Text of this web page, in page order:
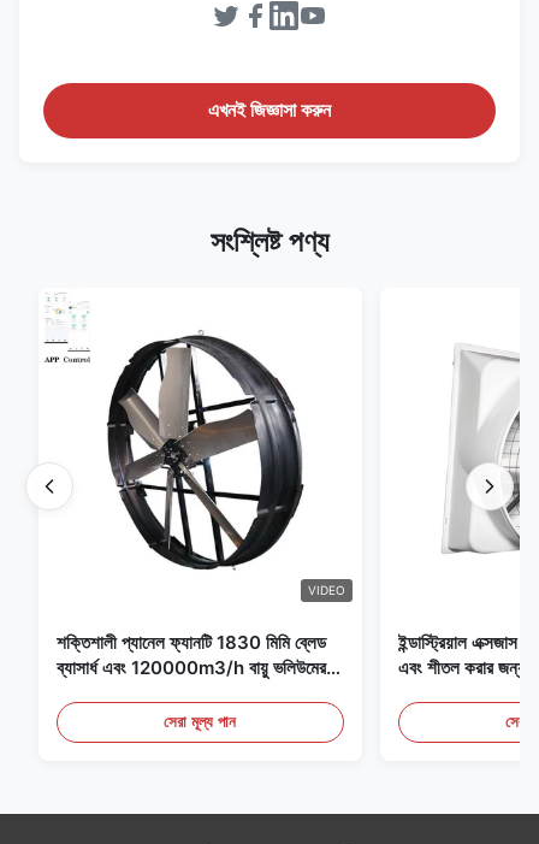
এখনই জিজ্ঞাসা করুন
সংশ্লিষ্ট পণ্য
VIDEO
শক্তিশালী প্যানেল ফ্যানটি 1830 মিমি ব্লেড
ব্যাসার্ধ এবং 120000m3/h বায়ু ভলিউমের
হয়েছে
সেরা মূল্য পান
ইন্ডাস্ট্রিয়াল এক্সজাস
এবং শীতল করার জন্য
সেরা